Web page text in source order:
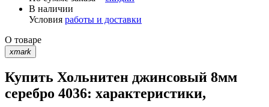
В наличии
Условия работы и доставки
О товаре
xmark
Купить Хольнитен джинсовый 8мм
серебро 4036: характеристики,